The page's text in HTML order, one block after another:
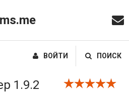
ВОЙТИ ПОИСК
1.9.2